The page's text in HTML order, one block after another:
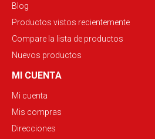
Blog
Productos vistos recientemente
Compare la lista de productos
Nuevos productos
MI CUENTA
Mi cuenta
Mis compras
Direcciones